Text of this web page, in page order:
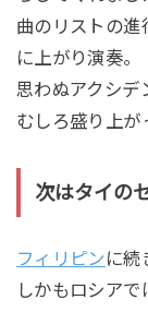
曲のリストの進
に上がり演奏。
思わぬアクシデ
むしろ盛り上が
次はタイの
フィリピン に続
しかもロシアで